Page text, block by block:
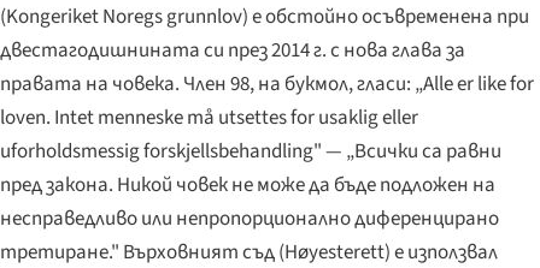
(Kongeriket Noregs grunnlov) е обстойно осъвременена при
двестагодишнината си през 2014 г. с нова глава за
правата на човека. Член 98, на букмол, гласи: „Alle er like for
loven. Intet menneske må utsettes for usaklig eller
uforholdsmessig forskjellsbehandling"— „Всички са равни
пред закона. Никой човек не може да бъде подложен на
несправедливо или непропорционално диференцирано
третиране." Върховният съд (Høyesterett) е използвал